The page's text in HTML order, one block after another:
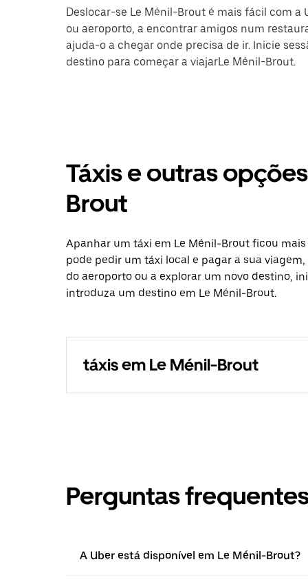
Deslocar-se Le Ménil-Brout é mais fácil com a
ou aeroporto, a encontrar amigos num
ajuda-o a chegar onde precisa de ir. Inicie
destino para começar a viajarLe Ménil-Brout.
Táxis e outras
Brout
Apanhar um táxi em Le Ménil-Brout ficou
pode pedir um táxi local e pagar a sua
do aeroporto ou a explorar um novo destino,
introduza um destino em Le Ménil-Brout.
táxis em Le Ménil-Brout
Perguntas
A Uber está disponível em Le Ménil-Brout?